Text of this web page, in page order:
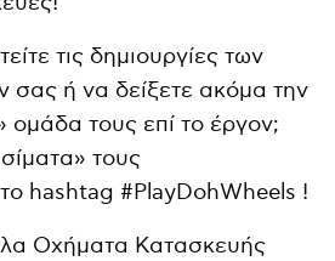
τις δημιουργίες των
σας ή να δείξετε ακόμα την
ομάδα τους επί το έργον;
τους
hashtag #PlayDohWheels !
Οχήματα Κατασκευής